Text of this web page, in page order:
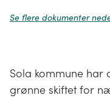
Se flere dokumenter
Sola kommune har
grønne skiftet for